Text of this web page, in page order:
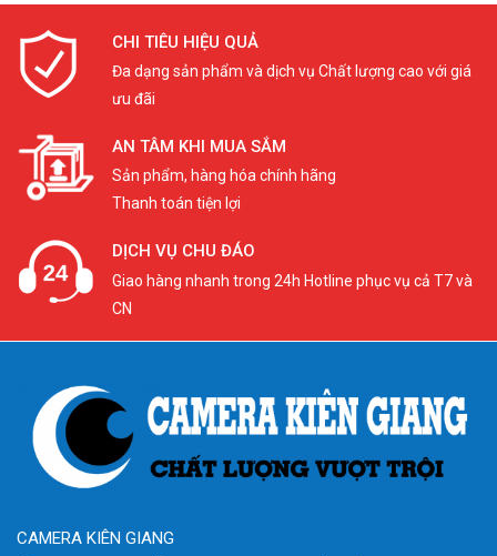
CHI TIÊU HIỆU QUẢ
Đa dạng sản phẩm và dịch vụ Chất lượng cao với giá
ưu đãi
AN TÂM KHI MUA SẮM
Sản phẩm, hàng hóa chính hãng
Thanh toán tiện lợi
DỊCH VỤ CHU ĐÁO
Giao hàng nhanh trong 24h Hotline phục vụ cả T7 và
CN
CAMERA KIÊN GIANG